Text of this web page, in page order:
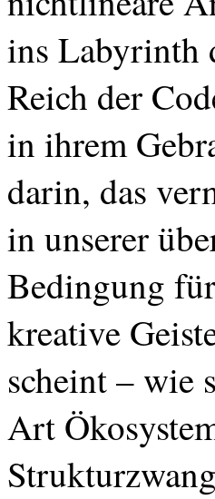
ins Labyrinth
Reich der
in ihrem
darin, das
in unserer
Bedingung
kreative
scheint – wie
Art